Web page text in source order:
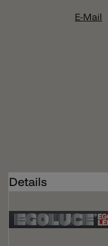
E-Mail
Details